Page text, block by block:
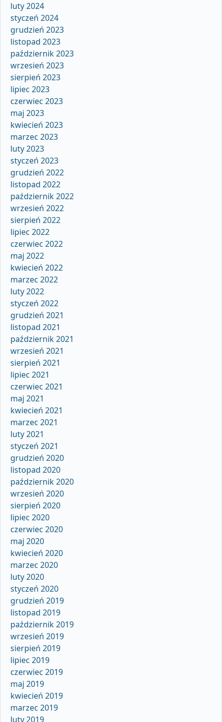
luty 2024
styczeń 2024
grudzień 2023
listopad 2023
październik 2023
wrzesień 2023
sierpień 2023
lipiec 2023
czerwiec 2023
maj 2023
kwiecień 2023
marzec 2023
luty 2023
styczeń 2023
grudzień 2022
listopad 2022
październik 2022
wrzesień 2022
sierpień 2022
lipiec 2022
czerwiec 2022
maj 2022
kwiecień 2022
marzec 2022
luty 2022
styczeń 2022
grudzień 2021
listopad 2021
październik 2021
wrzesień 2021
sierpień 2021
lipiec 2021
czerwiec 2021
maj 2021
kwiecień 2021
marzec 2021
luty 2021
styczeń 2021
grudzień 2020
listopad 2020
październik 2020
wrzesień 2020
sierpień 2020
lipiec 2020
czerwiec 2020
maj 2020
kwiecień 2020
marzec 2020
luty 2020
styczeń 2020
grudzień 2019
listopad 2019
październik 2019
wrzesień 2019
sierpień 2019
lipiec 2019
czerwiec 2019
maj 2019
kwiecień 2019
marzec 2019
luty 2019